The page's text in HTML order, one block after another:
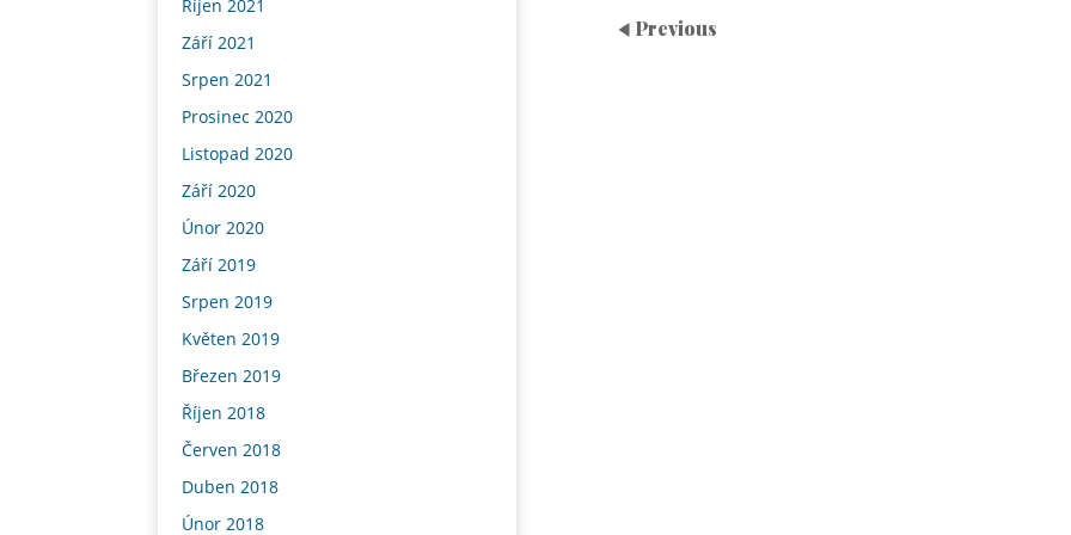
Previous
Říjen 2021
Září 2021
Srpen 2021
Prosinec 2020
Listopad 2020
Září 2020
Únor 2020
Září 2019
Srpen 2019
Květen 2019
Březen 2019
Říjen 2018
Červen 2018
Duben 2018
Únor 2018